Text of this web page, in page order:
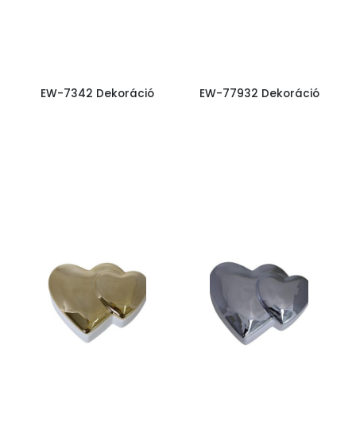
EW-7342 Dekoráció EW-77932 Dekoráció